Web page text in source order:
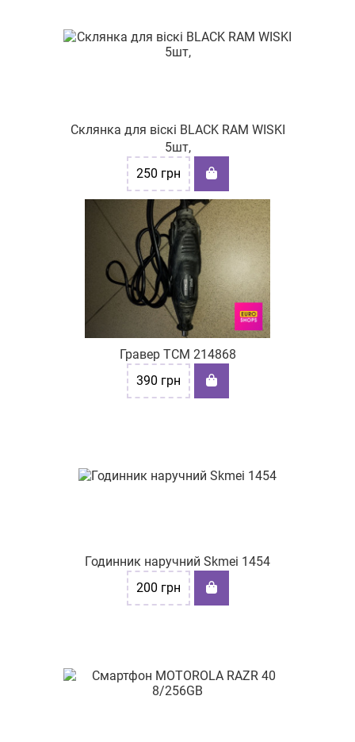
Склянка для віскі BLACK RAM WISKI
5шт,
250 грн
Гравер TCM 214868
390 грн
Годинник наручний Skmei 1454
200 грн